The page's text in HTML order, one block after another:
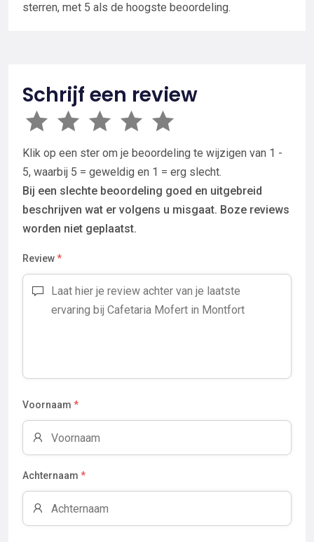
sterren, met 5 als de hoogste beoordeling.
Schrijf een review
Klik op een ster om je beoordeling te wijzigen van 1 -
5, waarbij 5 = geweldig en 1 = erg slecht.
Bij een slechte beoordeling goed en uitgebreid
beschrijven wat er volgens u misgaat. Boze reviews
worden niet geplaatst.
Review*
Voornaam *
Achternaam *